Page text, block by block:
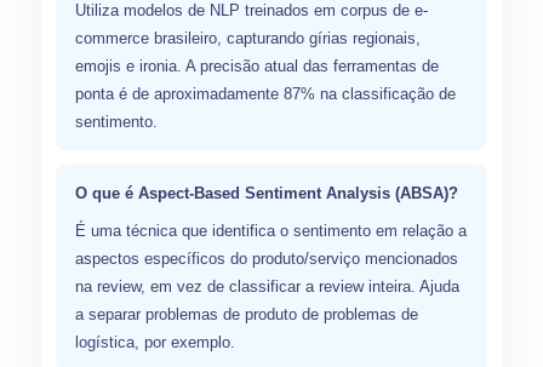
Utiliza modelos de NLP treinados em corpus de e-
commerce brasileiro, capturando gírias regionais,
emojis e ironia. A precisão atual das ferramentas de
ponta é de aproximadamente 87% na classificação de
sentimento.
O que é Aspect-Based Sentiment Analysis (ABSA)?
É uma técnica que identifica o sentimento em relação a
aspectos específicos do produto/serviço mencionados
na review, em vez de classificar a review inteira. Ajuda
a separar problemas de produto de problemas de
logística, por exemplo.